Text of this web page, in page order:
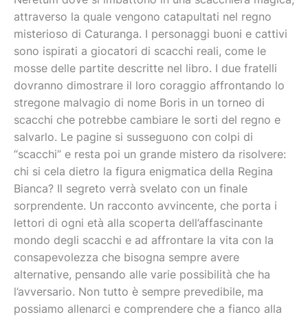
attraverso la quale vengono catapultati nel regno
misterioso di Caturanga. I personaggi buoni e cattivi
sono ispirati a giocatori di scacchi reali, come le
mosse delle partite descritte nel libro. I due fratelli
dovranno dimostrare il loro coraggio affrontando lo
stregone malvagio di nome Boris in un torneo di
scacchi che potrebbe cambiare le sorti del regno e
salvarlo. Le pagine si susseguono con colpi di
“scacchi” e resta poi un grande mistero da risolvere:
chi si cela dietro la figura enigmatica della Regina
Bianca? Il segreto verrà svelato con un finale
sorprendente. Un racconto avvincente, che porta i
lettori di ogni età alla scoperta dell’affascinante
mondo degli scacchi e ad affrontare la vita con la
consapevolezza che bisogna sempre avere
alternative, pensando alle varie possibilità che ha
l’avversario. Non tutto è sempre prevedibile, ma
possiamo allenarci e comprendere che a fianco alla